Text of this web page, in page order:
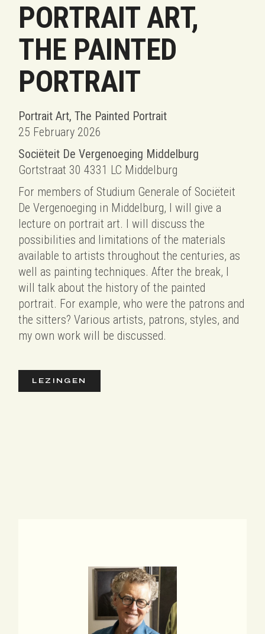
PORTRAIT ART,
THE PAINTED
PORTRAIT
Portrait Art, The Painted Portrait
25 February 2026
Sociëteit De Vergenoeging Middelburg
Gortstraat 30 4331 LC Middelburg
For members of Studium Generale of Sociëteit
De Vergenoeging in Middelburg, I will give a
lecture on portrait art. I will discuss the
possibilities and limitations of the materials
available to artists throughout the centuries, as
well as painting techniques. After the break, I
will talk about the history of the painted
portrait. For example, who were the patrons and
the sitters? Various artists, patrons, styles, and
my own work will be discussed.
LEZINGEN